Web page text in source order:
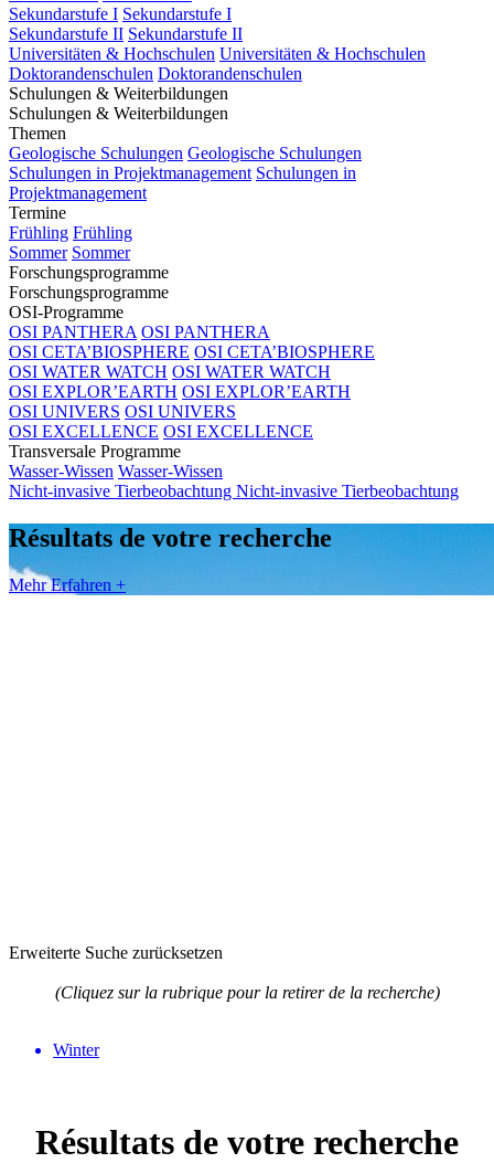
Sekundarstufe I Sekundarstufe I
Sekundarstufe II Sekundarstufe II
Universitäten & Hochschulen Universitäten & Hochschulen
Doktorandenschulen Doktorandenschulen
Schulungen & Weiterbildungen
Schulungen & Weiterbildungen
Themen
Geologische Schulungen Geologische Schulungen
Schulungen in Projektmanagement Schulungen in
Projektmanagement
Termine
Frühling Frühling
Sommer Sommer
Forschungsprogramme
Forschungsprogramme
OSI-Programme
OSI PANTHERA OSI PANTHERA
OSI CETA’BIOSPHERE OSI CETA’BIOSPHERE
OSI WATER WATCH OSI WATER WATCH
OSI EXPLOR’EARTH OSI EXPLOR’EARTH
OSI UNIVERS OSI UNIVERS
OSI EXCELLENCE OSI EXCELLENCE
Transversale Programme
Wasser-Wissen Wasser-Wissen
Nicht-invasive Tierbeobachtung Nicht-invasive Tierbeobachtung
Résultats de votre recherche
Mehr Erfahren +
Erweiterte Suche zurücksetzen
(Cliquez sur la rubrique pour la retirer de la recherche)
Winter
Résultats de votre recherche